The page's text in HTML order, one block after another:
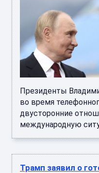
Президенты
во время
двусторонние
международную
Трамп заявил о